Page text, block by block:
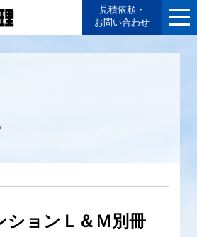
見積依頼・
お問い合わせ
ションＬ＆Ｍ別冊